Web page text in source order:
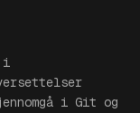
i
i Git og